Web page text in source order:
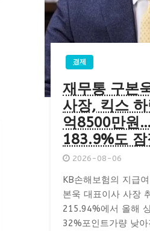
경제
재무통 구본
사장, 킥스
억8500만원…
183.9%도 잠
2026-08-06
KB손해보험의 지급
본욱 대표이사 사장
215.94%에서 올해
32%포인트가량 낮